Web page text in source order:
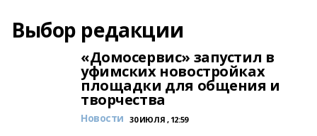
Выбор редакции
«Домосервис» запустил в
уфимских новостройках
площадки для общения и
творчества
Новости 30 ИЮЛЯ , 12:59